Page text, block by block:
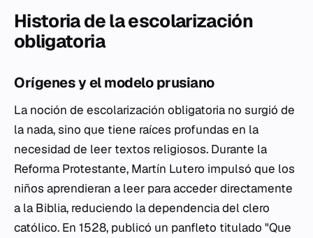
Historia de la escolarización
obligatoria
Orígenes y el modelo prusiano
La noción de escolarización obligatoria no surgió de
la nada, sino que tiene raíces profundas en la
necesidad de leer textos religiosos. Durante la
Reforma Protestante, Martín Lutero impulsó que los
niños aprendieran a leer para acceder directamente
a la Biblia, reduciendo la dependencia del clero
católico. En 1528, publicó un panfleto titulado "Que